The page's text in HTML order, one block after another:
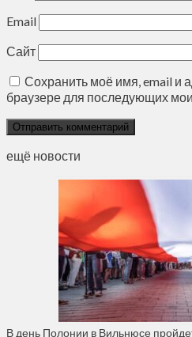
Email
Сайт
Сохранить моё имя, email и
браузере для последующих
ещё новости
В день Полонии в Вильнюсе